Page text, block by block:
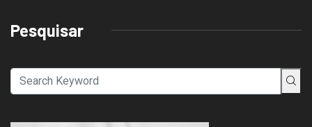
Pesquisar